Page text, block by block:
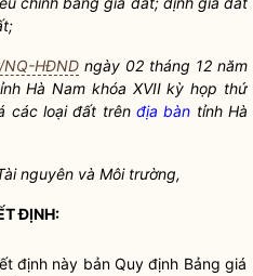
;
HĐNDngày 02 tháng 12 năm
Hà Nam khóa XVII kỳ họp thứ
các loại đất trên địa bàn tỉnh Hà
nguyên và Môi trường,
ĐỊNH:
định này bản Quy định Bảng giá